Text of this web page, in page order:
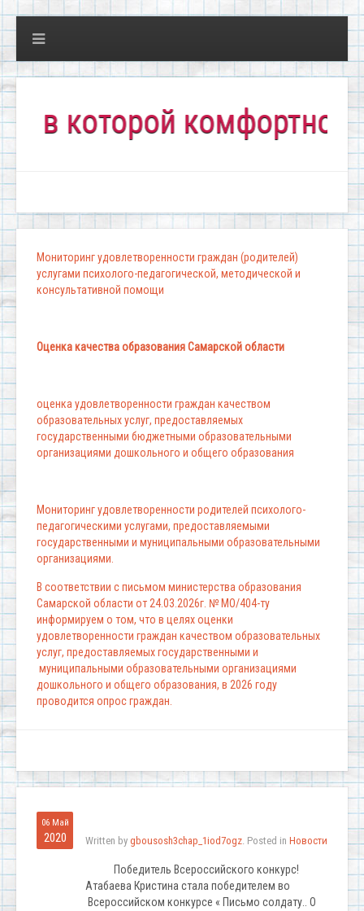
комфортно всем!"
Мониторинг удовлетворенности граждан (родителей)
услугами психолого-педагогической, методической и
консультативной помощи
Оценка качества образования Самарской области
оценка удовлетворенности граждан качеством
образовательных услуг, предоставляемых
государственными бюджетными образовательными
организациями дошкольного и общего образования
Мониторинг удовлетворенности родителей психолого-
педагогическими услугами, предоставляемыми
государственными и муниципальными образовательными
организациями.
В соответствии с письмом министерства образования
Самарской области от 24.03.2026г. № МО/404-ту
информируем о том, что в целях оценки
удовлетворенности граждан качеством образовательных
услуг, предоставляемых государственными и
муниципальными образовательными организациями
дошкольного и общего образования, в 2026 году
проводится опрос граждан.
06 Май
2020 Written by gbousosh3chap_1iod7ogz. Posted in Новости
Победитель Всероссийского конкурс!
Атабаева Кристина стала победителем во
Всероссийском конкурсе « Письмо солдату.. О